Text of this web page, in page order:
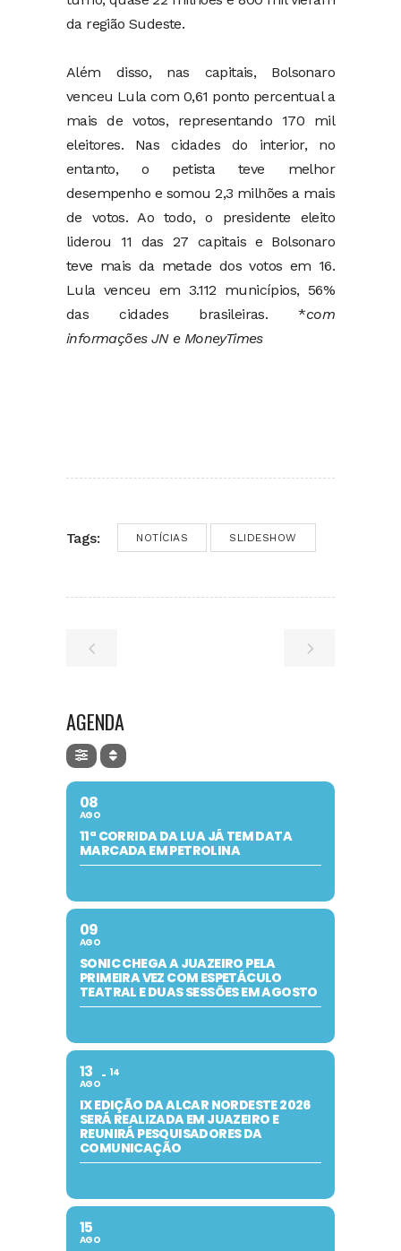
da região Sudeste.
Além disso, nas capitais, Bolsonaro
venceu Lula com 0,61 ponto percentual a
mais de votos, representando 170 mil
eleitores. Nas cidades do interior, no
entanto, o petista teve melhor
desempenho e somou 2,3 milhões a mais
de votos. Ao todo, o presidente eleito
liderou 11 das 27 capitais e Bolsonaro
teve mais da metade dos votos em 16.
Lula venceu em 3.112 municípios, 56%
das cidades brasileiras. *com
informações JN e MoneyTimes
Tags: NOTÍCIAS SLIDESHOW
AGENDA
08
AGO
11ª CORRIDA DA LUA JÁ TEM DATA
MARCADA EM PETROLINA
09
AGO
SONIC CHEGA A JUAZEIRO PELA
PRIMEIRA VEZ COM ESPETÁCULO
TEATRAL E DUAS SESSÕES EM AGOSTO
13
AGO
14
IX EDIÇÃO DA ALCAR NORDESTE 2026
SERÁ REALIZADA EM JUAZEIRO E
REUNIRÁ PESQUISADORES DA
COMUNICAÇÃO
15
AGO